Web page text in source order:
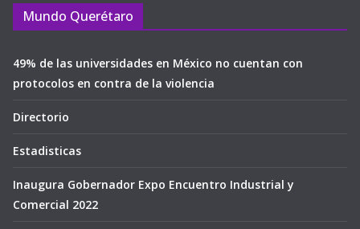
Mundo Querétaro
49% de las universidades en México no cuentan con
protocolos en contra de la violencia
Directorio
Estadisticas
Inaugura Gobernador Expo Encuentro Industrial y
Comercial 2022